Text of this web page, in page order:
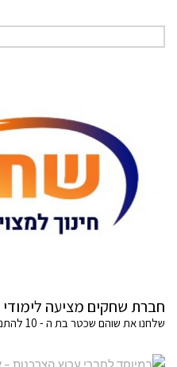
חברת שחקים מציעה לימודי
שלחנו את שוהם שכטר בת ה - 10 להתנסות בעשרה מיפגשים.